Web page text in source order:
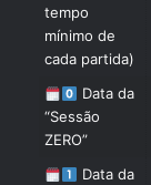
tempo
mínimo de
cada partida)
Data da
“Sessão
ZERO”
Data da